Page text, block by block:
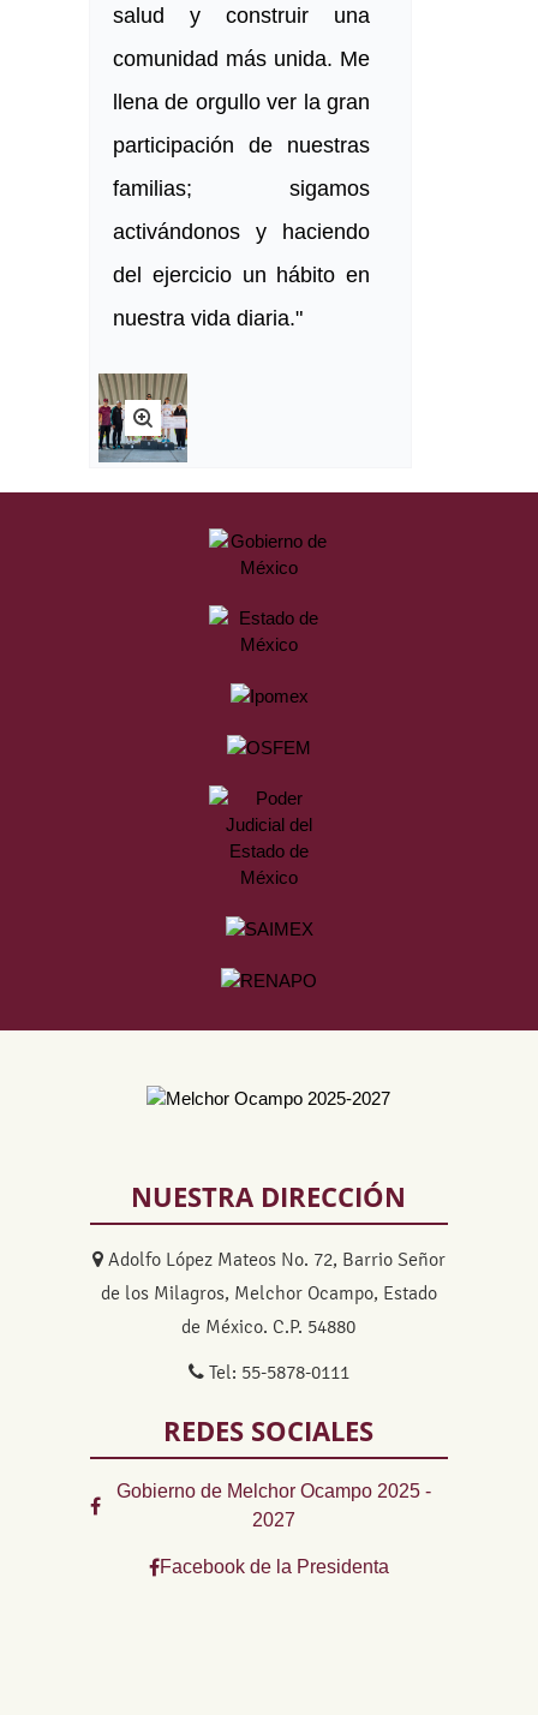
salud y construir una
comunidad más unida. Me
llena de orgullo ver la gran
participación de nuestras
familias; sigamos
activándonos y haciendo
del ejercicio un hábito en
nuestra vida diaria."
NUESTRA DIRECCIÓN
Adolfo López Mateos No. 72, Barrio Señor
de los Milagros, Melchor Ocampo, Estado
de México. C.P. 54880
Tel: 55-5878-0111
REDES SOCIALES
Gobierno de Melchor Ocampo 2025 -
2027
Facebook de la Presidenta